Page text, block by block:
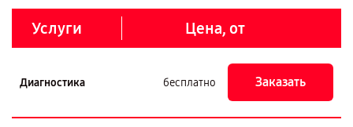
Услуги Цена, от
Диагностика бесплатно Заказать